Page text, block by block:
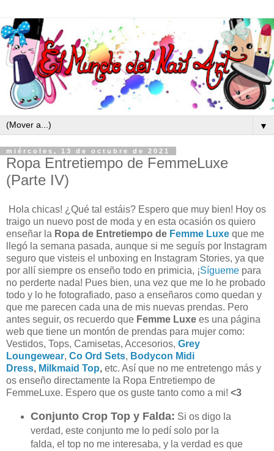
▼
miércoles, 13 de octubre de 2021
Ropa Entretiempo de FemmeLuxe
(Parte IV)
Hola chicas! ¿Qué tal estáis? Espero que muy bien! Hoy os
traigo un nuevo post de moda y en esta ocasión os quiero
enseñar la Ropa de Entretiempo de Femme Luxe que me
llegó la semana pasada, aunque si me seguís por Instagram
seguro que visteis el unboxing en Instagram Stories, ya que
por allí siempre os enseño todo en primicia, ¡Sígueme para
no perderte nada! Pues bien, una vez que me lo he probado
todo y lo he fotografiado, paso a enseñaros como quedan y
que me parecen cada una de mis nuevas prendas. Pero
antes seguir, os recuerdo que Femme Luxe es una página
web que tiene un montón de prendas para mujer como:
Vestidos, Tops, Camisetas, Accesorios, Grey
Loungewear, Co Ord Sets, Bodycon Midi
Dress, Milkmaid Top, etc. Así que no me entretengo más y
os enseño directamente la Ropa Entretiempo de
FemmeLuxe. Espero que os guste tanto como a mi! <3
Conjunto Crop Top y Falda: Si os digo la
verdad, este conjunto me lo pedí solo por la
falda, el top no me interesaba, y la verdad es que